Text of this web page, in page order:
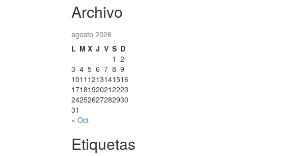
Archivo
agosto 2026
L M X J V S D
1 2
3 4 5 6 7 8 9
1011 1213141516
17181920212223
24252627282930
31
« Oct
Etiquetas